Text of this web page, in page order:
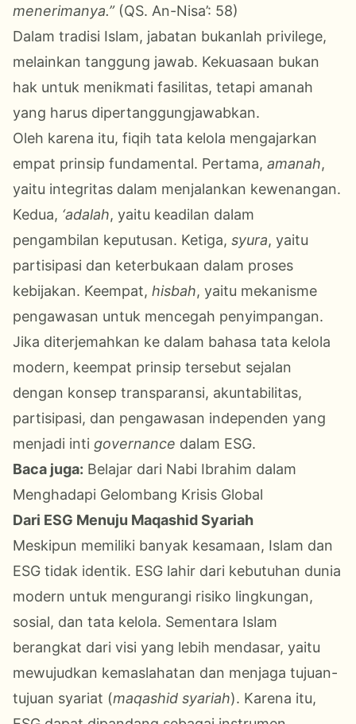
menerimanya.”(QS. An-Nisa’: 58)
Dalam tradisi Islam, jabatan bukanlah privilege,
melainkan tanggung jawab. Kekuasaan bukan
hak untuk menikmati fasilitas, tetapi amanah
yang harus dipertanggungjawabkan.
Oleh karena itu, fiqih tata kelola mengajarkan
empat prinsip fundamental. Pertama, amanah,
yaitu integritas dalam menjalankan kewenangan.
Kedua, ‘adalah, yaitu keadilan dalam
pengambilan keputusan. Ketiga, syura, yaitu
partisipasi dan keterbukaan dalam proses
kebijakan. Keempat, hisbah, yaitu mekanisme
pengawasan untuk mencegah penyimpangan.
Jika diterjemahkan ke dalam bahasa tata kelola
modern, keempat prinsip tersebut sejalan
dengan konsep transparansi, akuntabilitas,
partisipasi, dan pengawasan independen yang
menjadi inti governance dalam ESG.
Baca juga: Belajar dari Nabi Ibrahim dalam
Menghadapi Gelombang Krisis Global
Dari ESG Menuju Maqashid Syariah
Meskipun memiliki banyak kesamaan, Islam dan
ESG tidak identik. ESG lahir dari kebutuhan dunia
modern untuk mengurangi risiko lingkungan,
sosial, dan tata kelola. Sementara Islam
berangkat dari visi yang lebih mendasar, yaitu
mewujudkan kemaslahatan dan menjaga tujuan-
tujuan syariat (maqashid syariah). Karena itu,